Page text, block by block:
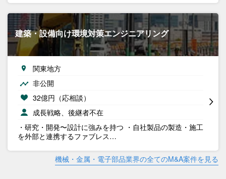
建築・設備向け環境対策エンジニアリング
関東地方
非公開
32億円（応相談）
成長戦略、後継者不在
・研究・開発〜設計に強みを持つ ・自社製品の製造・施工
を外部と連携するファブレス…
機械・金属・電子部品業界の全てのM&A案件を見る